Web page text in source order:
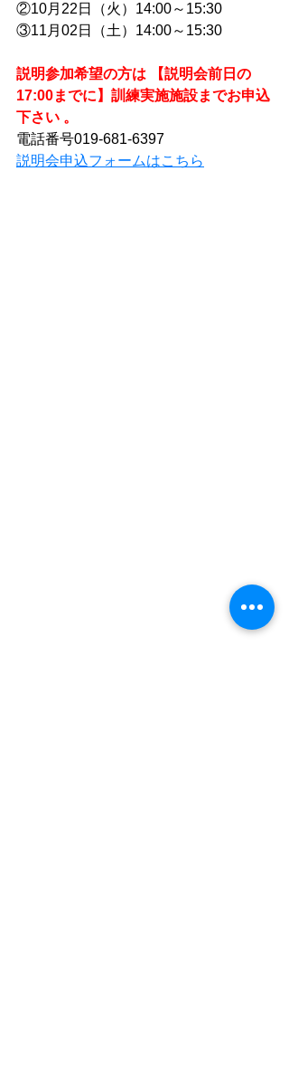
②10月22日（火）14:00～15:30
③11月02日（土）14:00～15:30
説明参加希望の方は 【説明会前日の
17:00までに】訓練実施施設までお申込
下さい 。
電話番号019-681-6397
説明会申込フォームはこちら